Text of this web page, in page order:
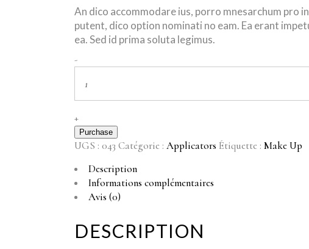
An dico accommodare ius, porro mnesarchum pro
putent, dico option nominati no eam. Ea erant
ea. Sed id prima soluta legimus.
Face
quantity
-
+
Purchase
UGS : 043 Catégorie : Applicators Étiquette : Make Up
Description
Informations complémentaires
Avis (0)
DESCRIPTION